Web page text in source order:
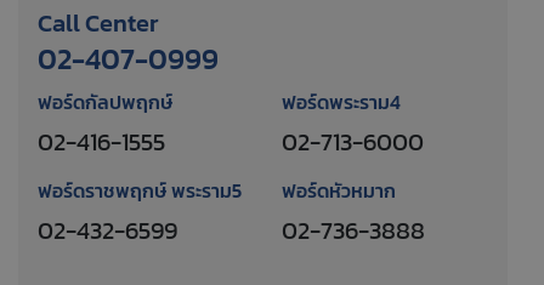
Call Center
02-407-0999
ฟอร์ดกัลปพฤกษ์
02-416-1555
ฟอร์ดพระราม4
02-713-6000
ฟอร์ดราชพฤกษ์ พระราม5
02-432-6599
ฟอร์ดหัวหมาก
02-736-3888